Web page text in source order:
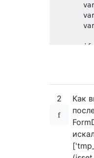
if
}
}
2
Как